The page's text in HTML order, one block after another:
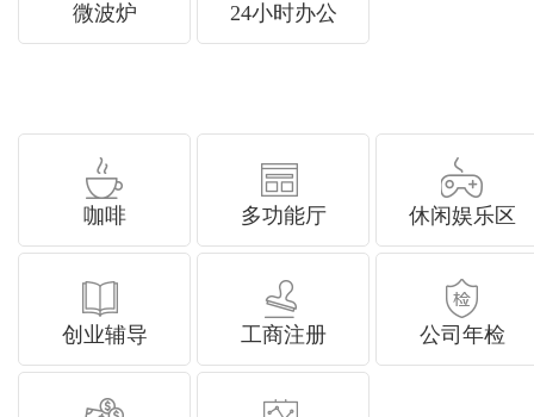
微波炉 24小时办公
咖啡 多功能厅 休闲娱乐区
创业辅导 工商注册 公司年检